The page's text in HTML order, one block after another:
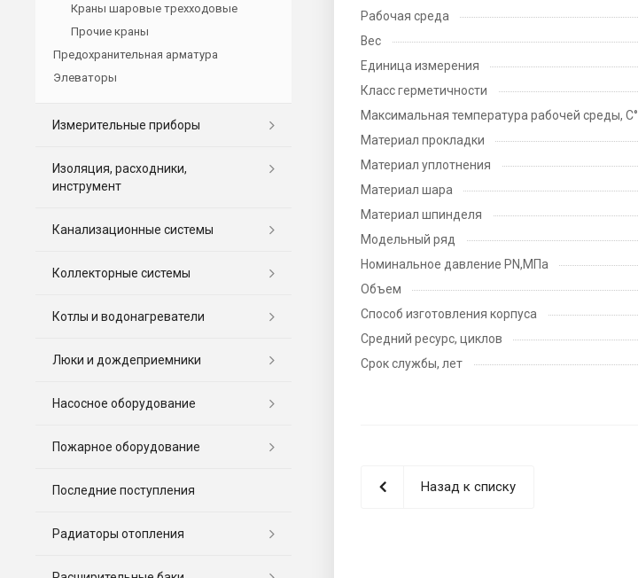
Рабочая среда
Вес
Единица измерения
Класс герметичности
Максимальная температура рабочей среды, С°
Материал прокладки
Материал уплотнения
Материал шара
Материал шпинделя
Модельный ряд
Номинальное давление PN,МПа
Объем
Способ изготовления корпуса
Средний ресурс, циклов
Срок службы, лет
Назад к списку
Краны шаровые трехходовые
Прочие краны
Предохранительная арматура
Элеваторы
Измерительные приборы
Изоляция, расходники,
инструмент
Канализационные системы
Коллекторные системы
Котлы и водонагреватели
Люки и дождеприемники
Насосное оборудование
Пожарное оборудование
Последние поступления
Радиаторы отопления